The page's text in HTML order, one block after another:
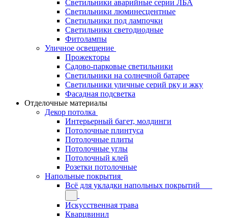
Светильники аварийные серии ЛБА
Светильники люминесцентные
Светильники под лампочки
Светильники светодиодные
Фитолампы
Уличное освещение
Прожекторы
Садово-парковые светильники
Светильники на солнечной батарее
Светильники уличные серий рку и жку
Фасадная подсветка
Отделочные материалы
Декор потолка
Интерьерный багет, молдинги
Потолочные плинтуса
Потолочные плиты
Потолочные углы
Потолочный клей
Розетки потолочные
Напольные покрытия
Всё для укладки напольных покрытий
Искусственная трава
Кварцвинил